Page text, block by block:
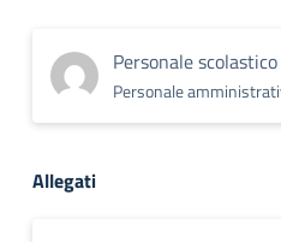
Personale scolastico
Personale
Allegati